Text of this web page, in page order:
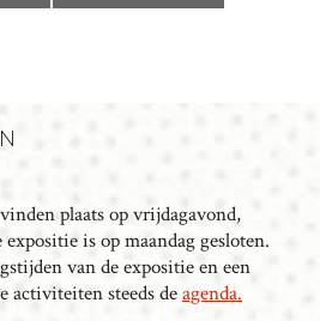
plaats op vrijdagavond,
is op maandag gesloten.
van de expositie en een
activiteiten steeds deagenda.